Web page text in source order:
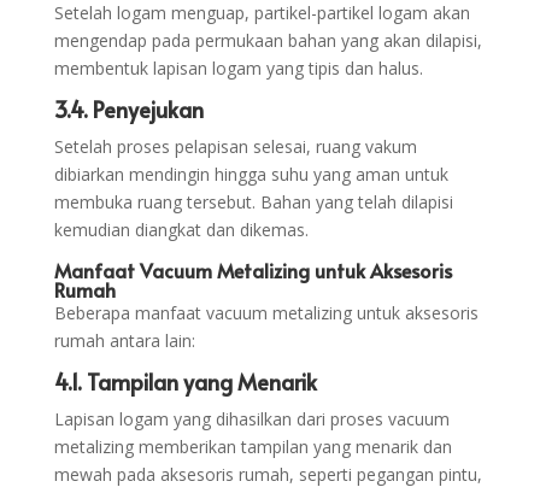
Setelah logam menguap, partikel-partikel logam akan
mengendap pada permukaan bahan yang akan dilapisi,
membentuk lapisan logam yang tipis dan halus.
3.4. Penyejukan
Setelah proses pelapisan selesai, ruang vakum
dibiarkan mendingin hingga suhu yang aman untuk
membuka ruang tersebut. Bahan yang telah dilapisi
kemudian diangkat dan dikemas.
Manfaat Vacuum Metalizing untuk Aksesoris
Rumah
Beberapa manfaat vacuum metalizing untuk aksesoris
rumah antara lain:
4.1. Tampilan yang Menarik
Lapisan logam yang dihasilkan dari proses vacuum
metalizing memberikan tampilan yang menarik dan
mewah pada aksesoris rumah, seperti pegangan pintu,